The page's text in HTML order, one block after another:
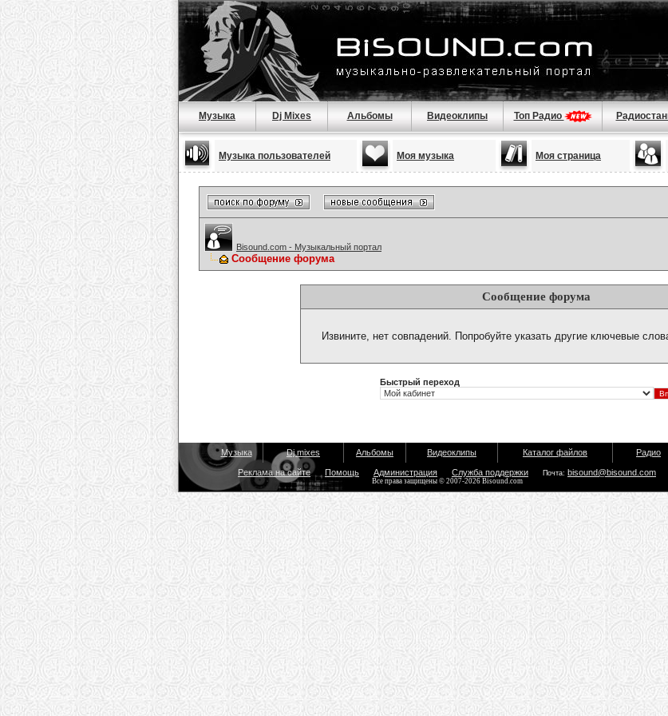
Музыка Dj Mixes Альбомы Видеоклипы Топ Радио
Музыка пользователей Моя музыка Моя страница
Bisound.com - Музыкальный портал
Сообщение форума
Сообщение форума
Извините, нет совпадений. Попробуйте указать другие ключевые
Быстрый переход
Музыка Dj mixes Альбомы Видеоклипы Каталог файлов Радио
Реклама на сайте Помощь Администрация Служба поддержки Почта: bisound@bisound.com
Все права защищены © 2007-2026 Bisound.com